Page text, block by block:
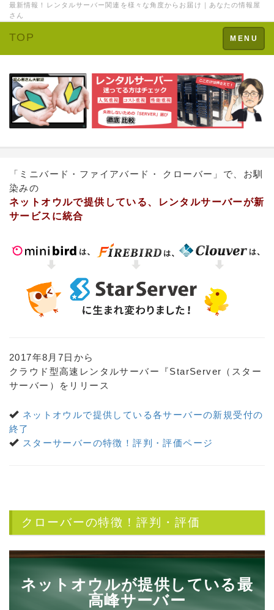
最新情報！レンタルサーバー関連を様々な角度からお届け｜あなたの情報屋
さん
Toggle
navigation
MENU
TOP
「ミニバード・ファイアバード・ クローバー」で、お馴
染みの
ネットオウルで提供している、レンタルサーバーが新
サービスに統合
2017年8月7日から
クラウド型高速レンタルサーバー『StarServer（スター
サーバー）をリリース
ネットオウルで提供している各サーバーの新規受付の
終了
スターサーバーの特徴！評判・評価ページ
クローバーの特徴！評判・評価
ネットオウルが提供している最
高峰サーバー